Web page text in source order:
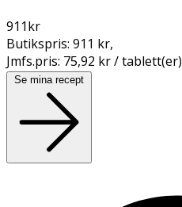
911kr
Butikspris: 911 kr,
Jmfs.pris: 75,92 kr / tablett(er)
Se mina recept